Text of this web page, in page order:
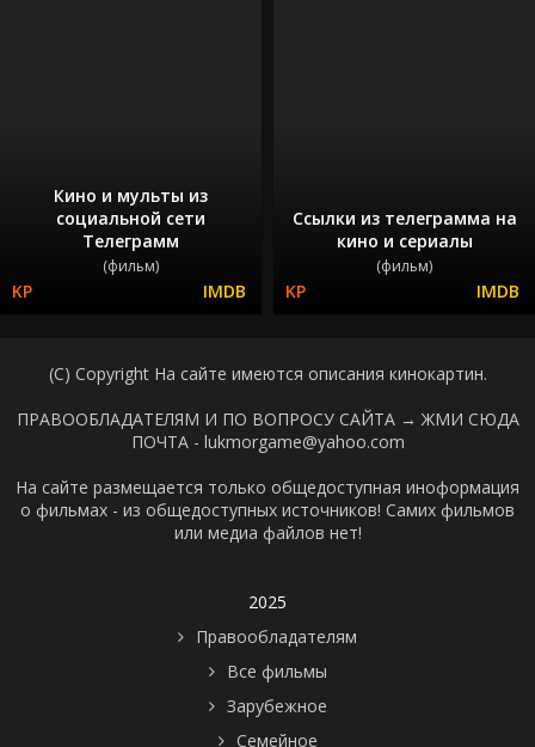
Кино и мульты из
социальной сети
Телеграмм
(фильм)
Ссылки из телеграмма на
кино и сериалы
(фильм)
(C) Copyright На сайте имеются описания кинокартин.
ПРАВООБЛАДАТЕЛЯМ И ПО ВОПРОСУ САЙТА → ЖМИ СЮДА
ПОЧТА - lukmorgame@yahoo.com
На сайте размещается только общедоступная иноформация
о фильмах - из общедоступных источников! Самих фильмов
или медиа файлов нет!
2025
Правообладателям
Все фильмы
Зарубежное
Семейное